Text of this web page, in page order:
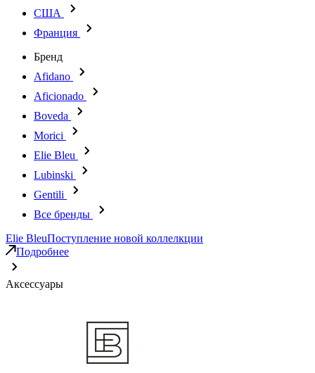
США
Франция
Бренд
Afidano
Aficionado
Boveda
Morici
Elie Bleu
Lubinski
Gentili
Все бренды
Elie BleuПоступление новой коллелкции
Подробнее
Аксессуары